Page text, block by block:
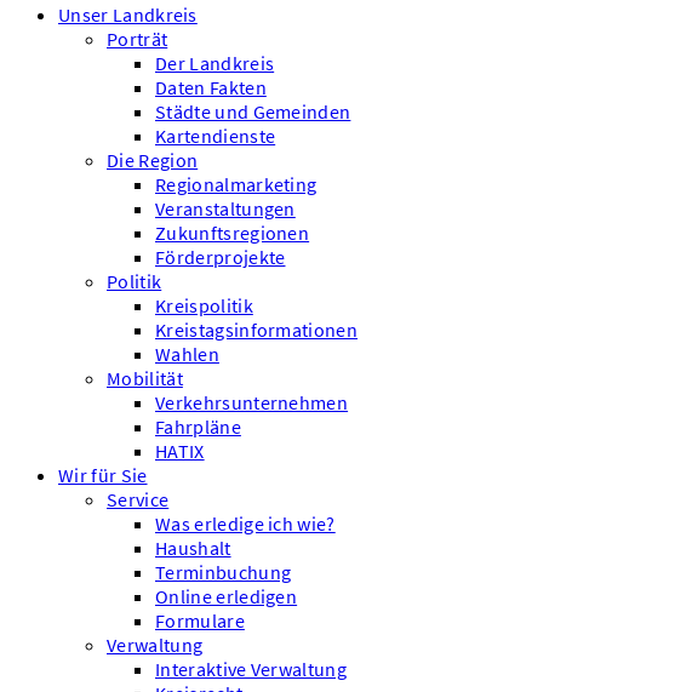
Unser Landkreis
Porträt
Der Landkreis
Daten Fakten
Städte und Gemeinden
Kartendienste
Die Region
Regionalmarketing
Veranstaltungen
Zukunftsregionen
Förderprojekte
Politik
Kreispolitik
Kreistagsinformationen
Wahlen
Mobilität
Verkehrsunternehmen
Fahrpläne
HATIX
Wir für Sie
Service
Was erledige ich wie?
Haushalt
Terminbuchung
Online erledigen
Formulare
Verwaltung
Interaktive Verwaltung